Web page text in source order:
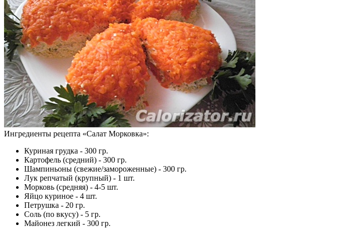
Ингредиенты рецепта «Салат Морковка»:
Куриная грудка - 300 гр.
Картофель (средний) - 300 гр.
Шампиньоны (свежие/замороженные) - 300 гр.
Лук репчатый (крупный) - 1 шт.
Морковь (средняя) - 4-5 шт.
Яйцо куриное - 4 шт.
Петрушка - 20 гр.
Соль (по вкусу) - 5 гр.
Майонез легкий - 300 гр.